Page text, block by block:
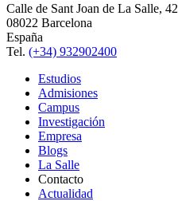
Calle de Sant Joan de La Salle, 42
08022 Barcelona
España
Tel. (+34) 932902400
Estudios
Admisiones
Campus
Investigación
Empresa
Blogs
La Salle
Contacto
Actualidad